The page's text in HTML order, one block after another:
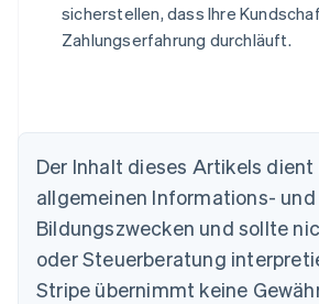
sicherstellen, dass Ihre
Zahlungserfahrung durchläuft.
Der Inhalt dieses Artikels dient
allgemeinen Informations- und
Bildungszwecken und sollte
oder Steuerberatung
Stripe übernimmt keine
English
Belgien
Nederlands Français Deutsch English
Brasilien
PortuguêsEnglish
Bulgarien